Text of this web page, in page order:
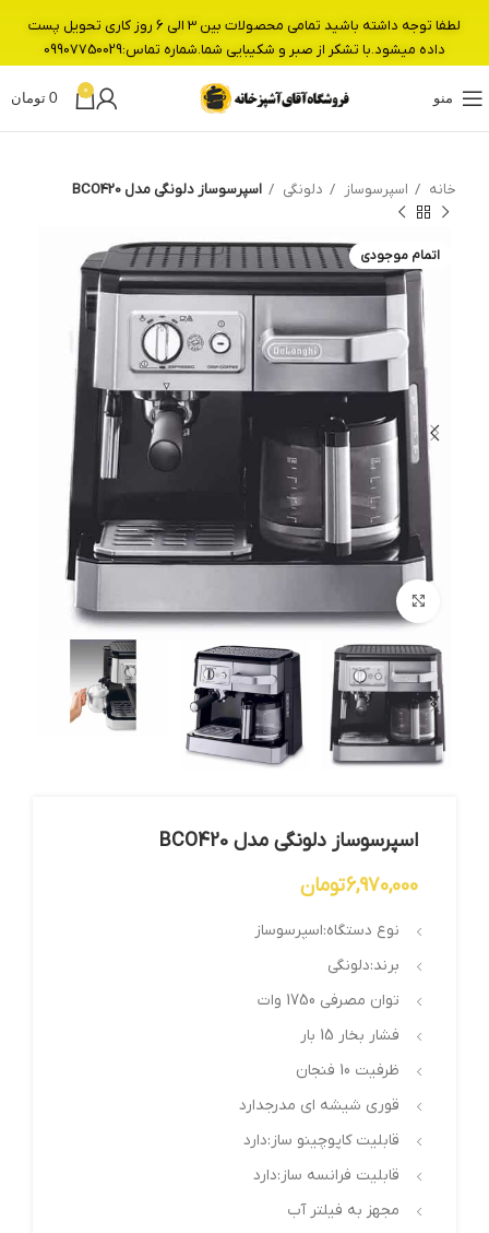
منو
0
0 تومان
خانه اسپرسوساز دلونگی اسپرسوساز دلونگی مدل BCO420
اتمام موجودی
اسپرسوساز دلونگی مدل BCO420
6,970,000تومان
نوع دستگاه:اسپرسوساز
برند:دلونگی
توان مصرفی 1750 وات
فشار بخار 15 بار
ظرفیت 10 فنجان
قوری شیشه ای مدرجدارد
قابلیت کاپوچینو ساز:دارد
قابلیت فرانسه ساز:دارد
مجهز به فیلتر آب
لطفا توجه داشته باشید تمامی محصولات بین 3 الی 6 روز کاری تحویل پست
داده میشود.با تشکر از صبر و شکیبایی شما.شماره تماس:09907750029